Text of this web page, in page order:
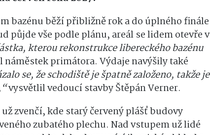
bazénu běží přibližně rok a do úplného finále
půjde vše podle plánu, areál se lidem otevře v
kterou rekonstrukce libereckého bazénu
primátora. Výdaje navýšily také
se, že schodiště je špatně založeno, takže je
vysvětlil vedoucí stavby Štěpán Verner.
zvenčí, kde starý červený plášť budovy
zubatého plechu. Nad vstupem už lidé